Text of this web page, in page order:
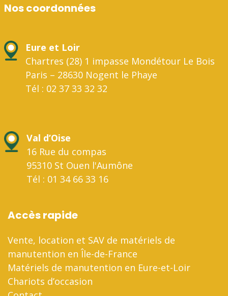
Nos coordonnées
Eure et Loir
Chartres (28) 1 impasse Mondétour Le Bois
Paris – 28630 Nogent le Phaye
Tél : 02 37 33 32 32
Val d’Oise
16 Rue du compas
95310 St Ouen l'Aumône
Tél : 01 34 66 33 16
Accès rapide
Vente, location et SAV de matériels de
manutention en Île-de-France
Matériels de manutention en Eure-et-Loir
Chariots d’occasion